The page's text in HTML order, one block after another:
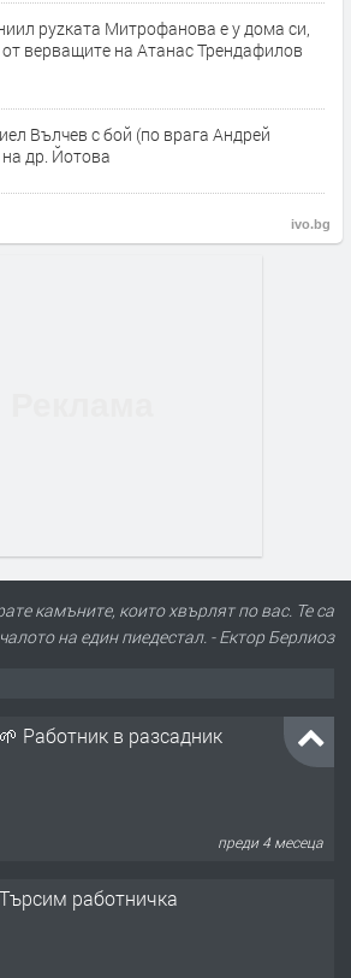
руzката Митрофанова е у дома си,
верващите на Атанас Трендафилов
Вълчев с бой (по врага Андрей
др. Йотова
ivo.bg
камъните, които хвърлят по вас. Те са
на един пиедестал. - Ектор Берлиоз
🌱 Работник в разсадник
преди 4 месеца
Търсим работничка